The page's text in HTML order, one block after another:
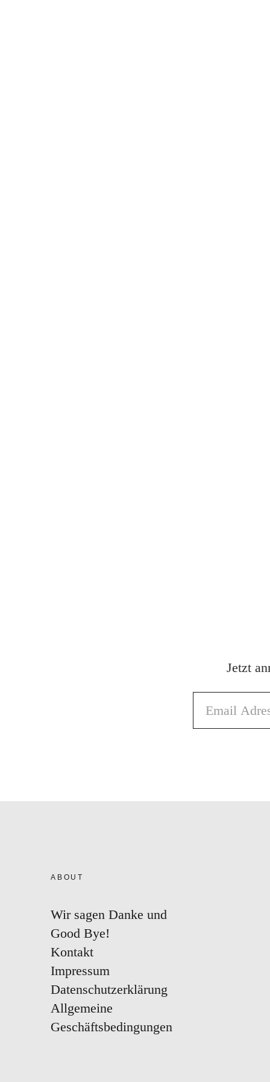
Jetzt
ABOUT
Wir sagen Danke und
Good Bye!
Kontakt
Impressum
Datenschutzerklärung
Allgemeine
Geschäftsbedingungen